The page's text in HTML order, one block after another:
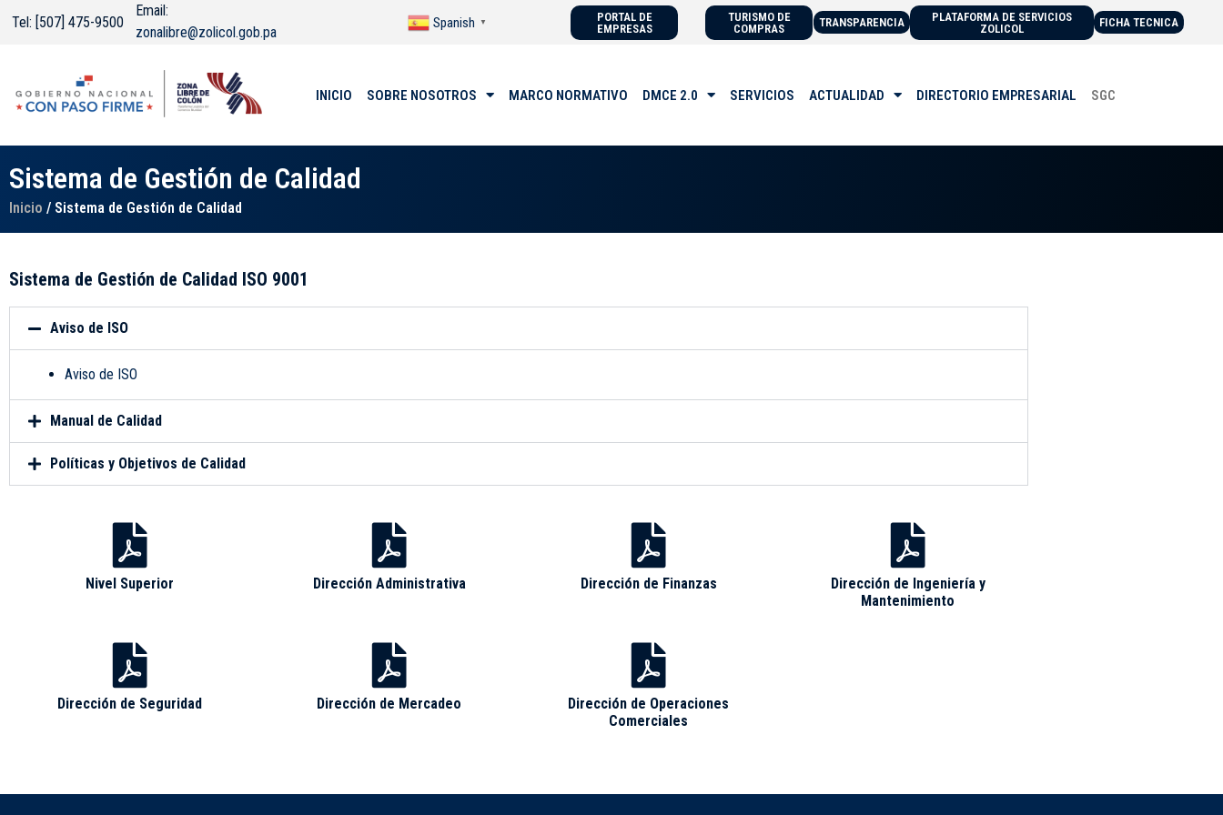
Tel: [507] 475-9500
Email:
zonalibre@zolicol.gob.pa
Spanish ▼
PORTAL DE
EMPRESAS
TURISMO DE
COMPRAS
TRANSPARENCIA
PLATAFORMA DE SERVICIOS
ZOLICOL
FICHA TECNICA
INICIO SOBRE NOSOTROS MARCO NORMATIVO DMCE 2.0 SERVICIOS ACTUALIDAD DIRECTORIO EMPRESARIAL SGC
Sistema de Gestión de Calidad
Inicio / Sistema de Gestión de Calidad
Sistema de Gestión de Calidad ISO 9001
Aviso de ISO
Aviso de ISO
Manual de Calidad
Políticas y Objetivos de Calidad
Nivel Superior Dirección Administrativa Dirección de Finanzas
Dirección de Ingeniería y
Mantenimiento
Dirección de Seguridad Dirección de Mercadeo
Dirección de Operaciones
Comerciales